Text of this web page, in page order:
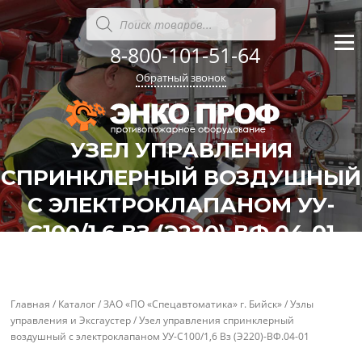
к
содержанию
Поиск
товаров
8-800-101-51-64
Обратный звонок
УЗЕЛ УПРАВЛЕНИЯ
СПРИНКЛЕРНЫЙ ВОЗДУШНЫЙ
С ЭЛЕКТРОКЛАПАНОМ УУ-
С100/1,6 ВЗ (Э220)-ВФ.04-01
''
Главная / Каталог/ЗАО «ПО «Спецавтоматика» г. Бийск»/Узлы
управления и Эксгаустер/ Узел управления спринклерный
воздушный с электроклапаном УУ-С100/1,6 Вз (Э220)-ВФ.04-01